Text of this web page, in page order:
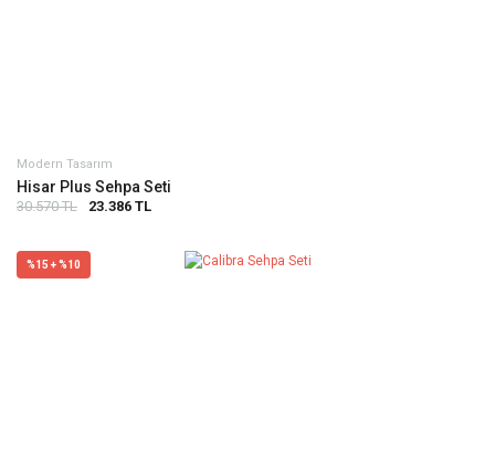
Modern Tasarım
Hisar Plus Sehpa Seti
30.570 TL 23.386 TL
%15 + %10